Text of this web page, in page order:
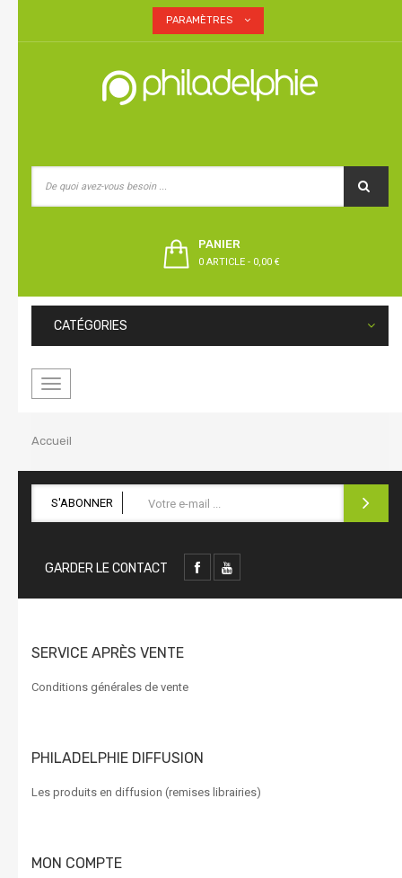
PARAMÈTRES
PANIER
0 ARTICLE - 0,00 €
CATÉGORIES
Basculer
Accueil
S'ABONNER
GARDER LE CONTACT
SERVICE APRÈS VENTE
Conditions générales de vente
PHILADELPHIE DIFFUSION
Les produits en diffusion (remises librairies)
MON COMPTE